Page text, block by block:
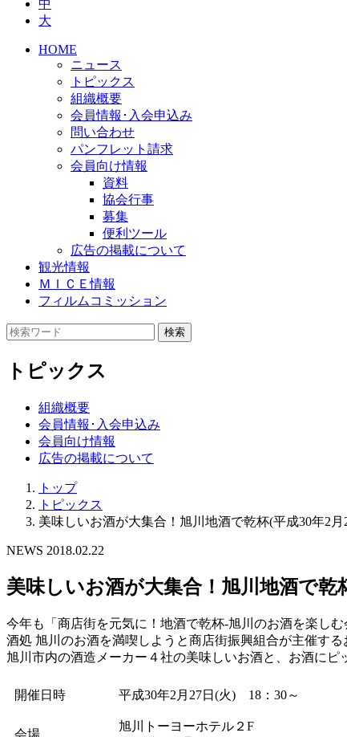
中
大
HOME
ニュース
トピックス
組織概要
会員情報･入会申込み
問い合わせ
パンフレット請求
会員向け情報
資料
協会行事
募集
便利ツール
広告の掲載について
観光情報
ＭＩＣＥ情報
フィルムコミッション
トピックス
組織概要
会員情報･入会申込み
会員向け情報
広告の掲載について
トップ
トピックス
美味しいお酒が大集合！旭川地酒で乾杯(平成30年2月
NEWS 2018.02.22
美味しいお酒が大集合！旭川地酒で乾
今年も「商店街を元気に！地酒で乾杯-旭川のお酒を楽しむ
酒処 旭川のお酒を満喫しようと商店街振興組合が主催する
旭川市内の酒造メーカー４社の美味しいお酒と、お酒にピ
開催日時 平成30年2月27日(火) 18：30～
会場
旭川トーヨーホテル２F